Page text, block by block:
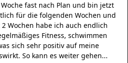
fast nach Plan und bin jetzt
für die folgenden Wochen und
Wochen habe ich auch endlich
Fitness, schwimmen
sich sehr positiv auf meine
So kann es weiter gehen...